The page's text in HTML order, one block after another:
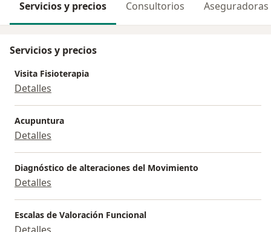
Servicios y precios Consultorios Aseguradoras
Servicios y precios
Visita Fisioterapia
Detalles
Acupuntura
Detalles
Diagnóstico de alteraciones del Movimiento
Detalles
Escalas de Valoración Funcional